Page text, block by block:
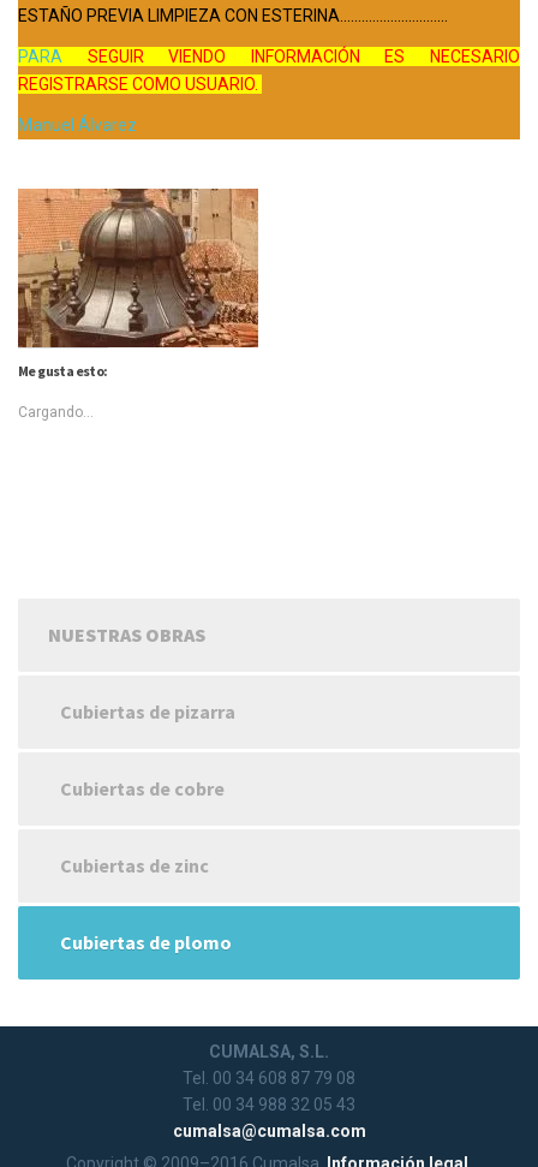
ESTAÑO PREVIA LIMPIEZA CON ESTERINA..............................
PARA SEGUIR VIENDO INFORMACIÓN ES NECESARIO
REGISTRARSE COMO USUARIO.
Manuel Álvarez
Me gusta esto:
Cargando...
NUESTRAS OBRAS
Cubiertas de pizarra
Cubiertas de cobre
Cubiertas de zinc
Cubiertas de plomo
CUMALSA, S.L.
Tel. 00 34 608 87 79 08
Tel. 00 34 988 32 05 43
cumalsa@cumalsa.com